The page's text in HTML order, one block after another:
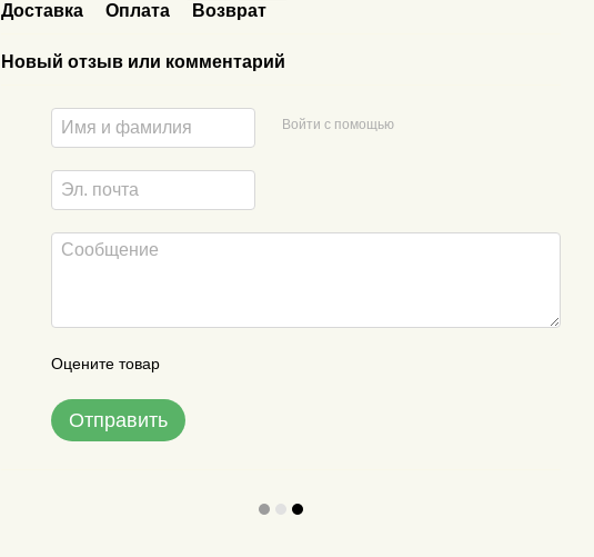
Доставка Оплата Возврат
Новый отзыв или комментарий
Войти с помощью
Оцените товар
Отправить